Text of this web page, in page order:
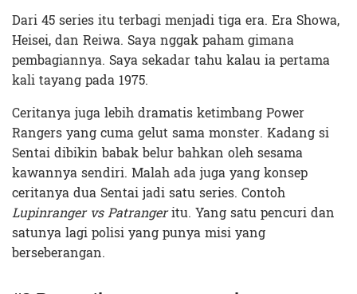
Dari 45 series itu terbagi menjadi tiga era. Era Showa,
Heisei, dan Reiwa. Saya nggak paham gimana
pembagiannya. Saya sekadar tahu kalau ia pertama
kali tayang pada 1975.
Ceritanya juga lebih dramatis ketimbang Power
Rangers yang cuma gelut sama monster. Kadang si
Sentai dibikin babak belur bahkan oleh sesama
kawannya sendiri. Malah ada juga yang konsep
ceritanya dua Sentai jadi satu series. Contoh
Lupinranger vs Patrangeritu. Yang satu pencuri dan
satunya lagi polisi yang punya misi yang
berseberangan.